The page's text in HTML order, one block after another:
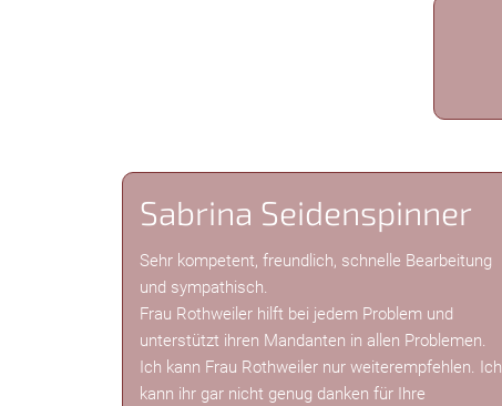
Sabrina Seidenspinner
Sehr kompetent, freundlich, schnelle Bearbeitung
und sympathisch.
Frau Rothweiler hilft bei jedem Problem und
unterstützt ihren Mandanten in allen Problemen.
Ich kann Frau Rothweiler nur weiterempfehlen. Ich
kann ihr gar nicht genug danken für Ihre